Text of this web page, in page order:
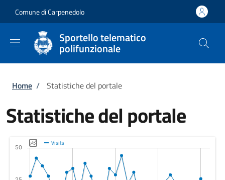
Comune di Carpenedolo
Sportello telematico
polifunzionale
Briciole di pane
Home / Statistiche del portale
Statistiche del portale